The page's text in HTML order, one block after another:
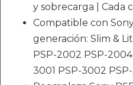
y sobrecarga | Cada
Compatible con
generación: Slim &
PSP-2002 PSP-
3001 PSP-3002